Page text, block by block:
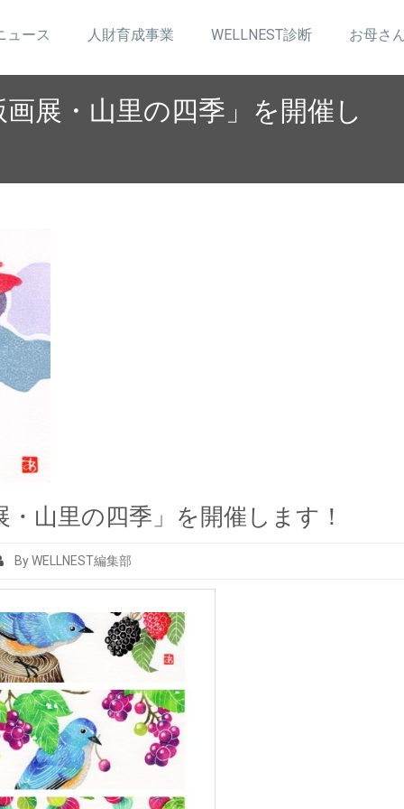
ュース 人財育成事業 WELLNEST診断 お母さ
展・山里の四季」を開催し
山里の四季」を開催します！
By WELLNEST編集部